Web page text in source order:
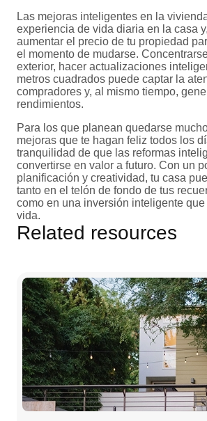
Las mejoras inteligentes en la
experiencia de vida diaria en la casa
aumentar el precio de tu propiedad
el momento de mudarse.
exterior, hacer actualizaciones
metros cuadrados puede captar la
compradores y, al mismo tiempo,
rendimientos.
Para los que planean quedarse
mejoras que te hagan feliz todos los
tranquilidad de que las reformas
convertirse en valor a futuro. Con un
planificación y creatividad, tu casa
tanto en el telón de fondo de tus
como en una inversión inteligente
vida.
Related resources